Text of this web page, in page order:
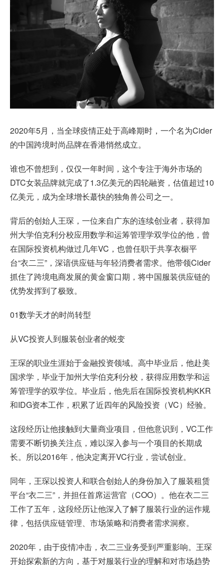
2020年5月，当全球疫情正处于高峰期时，一个名为Cider
的中国跨境时尚品牌在香港悄然成立。
谁也不曾想到，仅仅一年时间，这个专注于海外市场的
DTC女装品牌就完成了1.3亿美元的四轮融资，估值超过10
亿美元，成为全球增长蕞快的独角兽公司之一。
背后的创始人王琛，一位来自广东的连续创业者，获得加
州大学伯克利分校应用数学和运筹管理学双学位的他，曾
在国际投资机构做过几年VC，也曾任职于共享衣橱平
台“衣二三”，深谙供应链与年轻消费者需求。他带领Cider
抓住了跨境电商发展的黄金窗口期，将中国服装供应链的
优势发挥到了极致。
01数学天才的时尚转型
从VC投资人到服装创业者的蜕变
王琛的职业生涯始于金融投资领域。高中毕业后，他赴美
国求学，毕业于加州大学伯克利分校，获得应用数学和运
筹管理学的双学位。毕业后，他先后在国际投资机构KKR
和IDG资本工作，积累了近四年的风险投资（VC）经验。
这段经历让他接触到大量商业项目，但他意识到，VC工作
需要不断切换关注点，难以深入参与一个项目的长期成
长。所以2016年，他决定离开VC行业，尝试创业。
同年，王琛以投资人和联合创始人的身份加入了服装租赁
平台“衣二三”，并担任首席运营官（COO）。他在衣二三
工作了五年，这段经历让他深入了解了服装行业的运作规
律，包括供应链管理、市场策略和消费者需求洞察。
2020年，由于疫情冲击，衣二三业务受到严重影响。王琛
开始探索新的方向，基于对服装行业的理解和对市场趋势